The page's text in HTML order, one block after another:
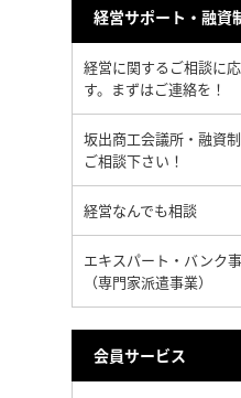
経営サポート・融資
経営に関するご相談に
す。まずはご連絡を！
坂出商工会議所・融資
ご相談下さい！
経営なんでも相談
エキスパート・バンク
（専門家派遣事業）
会員サービス